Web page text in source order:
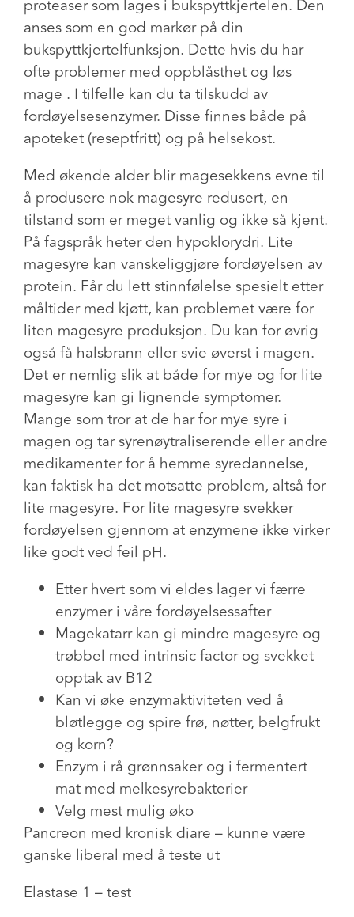
proteaser som lages i bukspyttkjertelen. Den
anses som en god markør på din
bukspyttkjertelfunksjon. Dette hvis du har
ofte problemer med oppblåsthet og løs
mage . I tilfelle kan du ta tilskudd av
fordøyelsesenzymer. Disse finnes både på
apoteket (reseptfritt) og på helsekost.
Med økende alder blir magesekkens evne til
å produsere nok magesyre redusert, en
tilstand som er meget vanlig og ikke så kjent.
På fagspråk heter den hypoklorydri. Lite
magesyre kan vanskeliggjøre fordøyelsen av
protein. Får du lett stinnfølelse spesielt etter
måltider med kjøtt, kan problemet være for
liten magesyre produksjon. Du kan for øvrig
også få halsbrann eller svie øverst i magen.
Det er nemlig slik at både for mye og for lite
magesyre kan gi lignende symptomer.
Mange som tror at de har for mye syre i
magen og tar syrenøytraliserende eller andre
medikamenter for å hemme syredannelse,
kan faktisk ha det motsatte problem, altså for
lite magesyre. For lite magesyre svekker
fordøyelsen gjennom at enzymene ikke virker
like godt ved feil pH.
Etter hvert som vi eldes lager vi færre
enzymer i våre fordøyelsessafter
Magekatarr kan gi mindre magesyre og
trøbbel med intrinsic factor og svekket
opptak av B12
Kan vi øke enzymaktiviteten ved å
bløtlegge og spire frø, nøtter, belgfrukt
og korn?
Enzym i rå grønnsaker og i fermentert
mat med melkesyrebakterier
Velg mest mulig øko
Pancreon med kronisk diare – kunne være
ganske liberal med å teste ut
Elastase 1 – test